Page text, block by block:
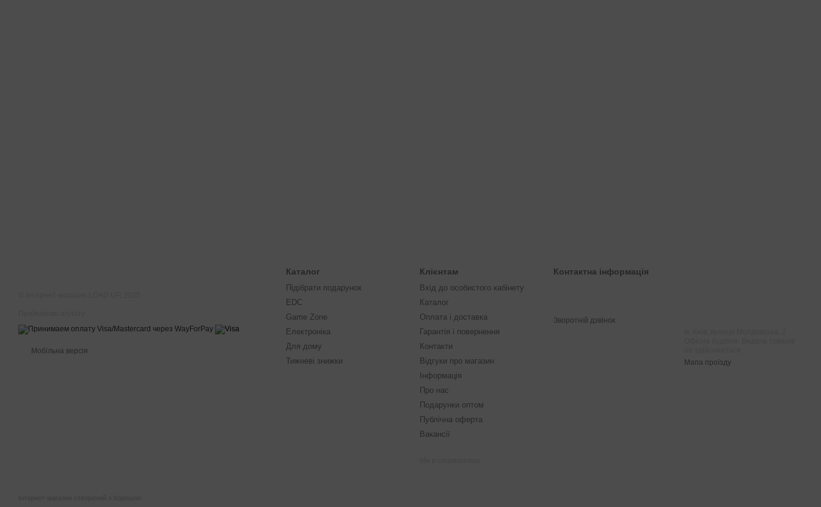
Мобільна версія
Каталог
Підібрати подарунок
EDC
Game Zone
Електроніка
Для дому
Тижневі знижки
Клієнтам
Вхід до особистого кабінету
Каталог
Оплата і доставка
Гарантія і повернення
Контакти
Відгуки про магазин
Інформація
Про нас
Подарунки оптом
Публічна оферта
Вакансії
Контактна інформація
Зворотній дзвінок
Мапа проїзду